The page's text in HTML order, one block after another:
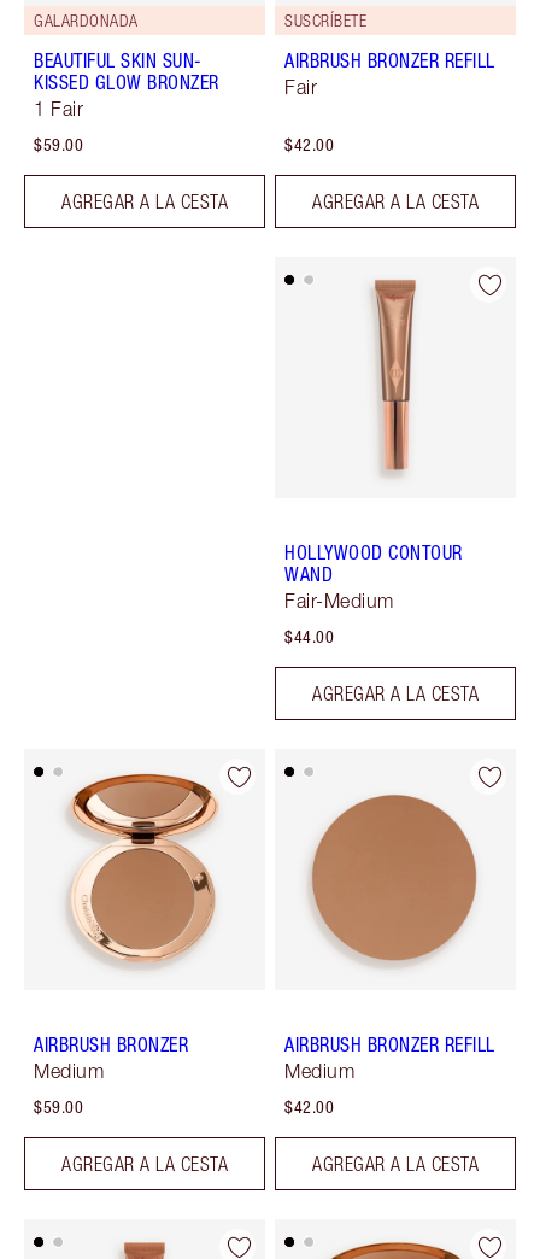
GALARDONADA
BEAUTIFUL SKIN SUN-
KISSED GLOW BRONZER
1 Fair
$59.00
AGREGAR A LA CESTA
SUSCRÍBETE
AIRBRUSH BRONZER REFILL
Fair
$42.00
AGREGAR A LA CESTA
HOLLYWOOD CONTOUR
WAND
Fair-Medium
$44.00
AGREGAR A LA CESTA
AIRBRUSH BRONZER
Medium
$59.00
AGREGAR A LA CESTA
AIRBRUSH BRONZER REFILL
Medium
$42.00
AGREGAR A LA CESTA